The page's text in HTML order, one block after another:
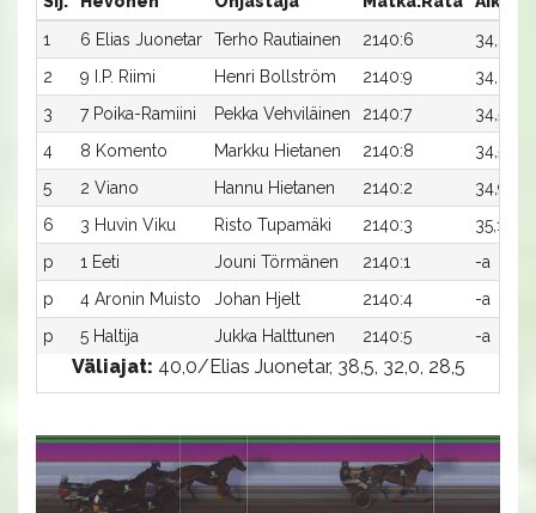
1
6 Elias Juonetar Terho Rautiainen 2140:6
34,0a
2
9 I.P. Riimi Henri Bollström 2140:9
34,3a
3
7 Poika-Ramiini Pekka Vehviläinen 2140:7
34,5ax
4
8 Komento Markku Hietanen 2140:8
34,5a
5
2 Viano Hannu Hietanen 2140:2
34,9ax
6
3 Huvin Viku Risto Tupamäki 2140:3
35,1ax
p
1 Eeti Jouni Törmänen 2140:1
-a
p
4 Aronin Muisto Johan Hjelt 2140:4
-a
p
5 Haltija Jukka Halttunen 2140:5 -a
Väliajat: 40,0/Elias Juonetar, 38,5, 32,0, 28,5